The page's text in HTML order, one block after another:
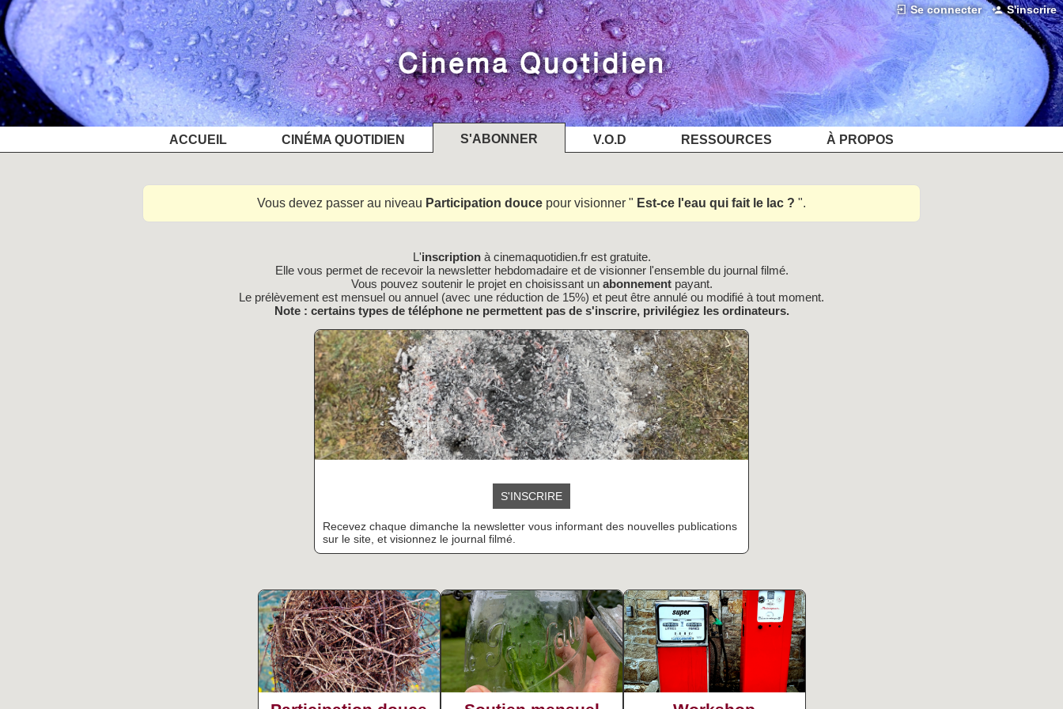
Se connecter S'inscrire
Cinéma Quotidien
ACCUEIL CINÉMA QUOTIDIEN S'ABONNER V.O.D RESSOURCES À PROPOS
Vous devez passer au niveau Participation douce pour visionner Est-ce l'eau qui fait le lac ? .
L'inscriptionà cinemaquotidien.fr est gratuite.
Elle vous permet de recevoir la newsletter hebdomadaire et de visionner l'ensemble du journal filmé.
Vous pouvez soutenir le projet en choisissant un abonnementpayant.
Le prélèvement est mensuel ou annuel (avec une réduction de 15%) et peut être annulé ou modifié à tout moment.
Note : certains types de téléphone ne permettent pas de s'inscrire, privilégiez les ordinateurs.
S'INSCRIRE
Recevez chaque dimanche la newsletter vous informant des nouvelles publications
sur le site, et visionnez le journal filmé.